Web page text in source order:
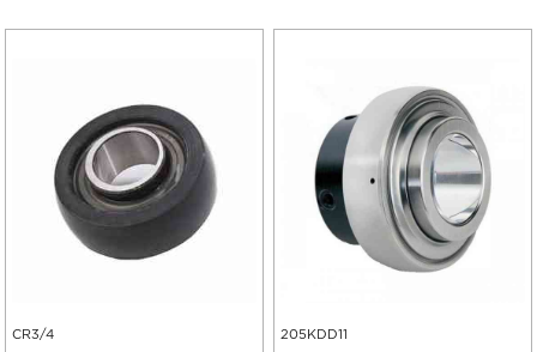
CR3/4 205KDD11